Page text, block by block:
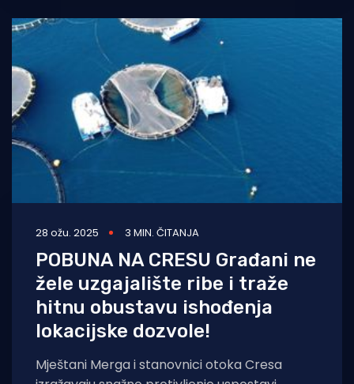
28 ožu. 2025 3 MIN. ČITANJA
POBUNA NA CRESU Građani ne
žele uzgajalište ribe i traže
hitnu obustavu ishođenja
lokacijske dozvole!
Mještani Merga i stanovnici otoka Cresa